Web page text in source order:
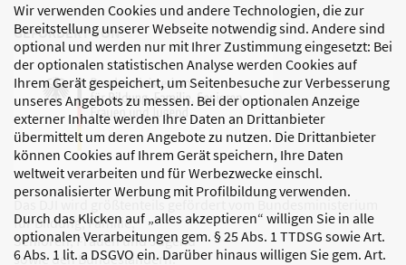
Wir verwenden Cookies und andere Technologien, die zur
Bereitstellung unserer Webseite notwendig sind. Andere sind
optional und werden nur mit Ihrer Zustimmung eingesetzt: Bei
der optionalen statistischen Analyse werden Cookies auf
Ihrem Gerät gespeichert, um Seitenbesuche zur Verbesserung
unseres Angebots zu messen. Bei der optionalen Anzeige
externer Inhalte werden Ihre Daten an Drittanbieter
übermittelt um deren Angebote zu nutzen. Die Drittanbieter
können Cookies auf Ihrem Gerät speichern, Ihre Daten
weltweit verarbeiten und für Werbezwecke einschl.
personalisierter Werbung mit Profilbildung verwenden.
Durch das Klicken auf „alles akzeptieren“ willigen Sie in alle
optionalen Verarbeitungen gem. § 25 Abs. 1 TTDSG sowie Art.
6 Abs. 1 lit. a DSGVO ein. Darüber hinaus willigen Sie gem. Art.
GEFÖRDERT VON
Das DJI wird größtenteils gefördert vom Bundesministerium
für Bildung, Familie,
Senioren, Frauen und Jugend
sowie den Bundesländern.